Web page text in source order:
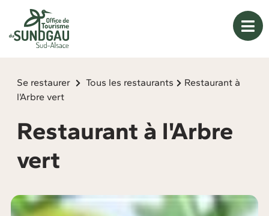
Se restaurer Tous les restaurants
Restaurant à
l'Arbre vert
Restaurant à l'Arbre
vert
Panneau de gestion des cookies